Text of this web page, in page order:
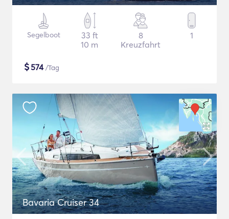
Segelboot
33 ft
10 m
8
Kreuzfahrt
1
$574/Tag
Bavaria Cruiser 34